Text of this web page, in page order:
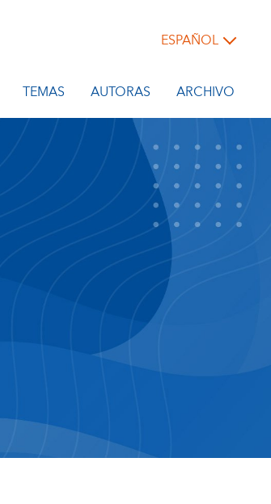
ESPAÑOL
TEMAS AUTORAS ARCHIVO